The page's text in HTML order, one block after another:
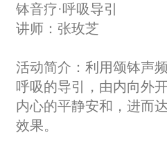
钵音疗·呼吸导引
讲师：张玫芝
活动简介： 利用颂钵声
呼吸的导引，由内向外
内心的平静安和，进而
效果。